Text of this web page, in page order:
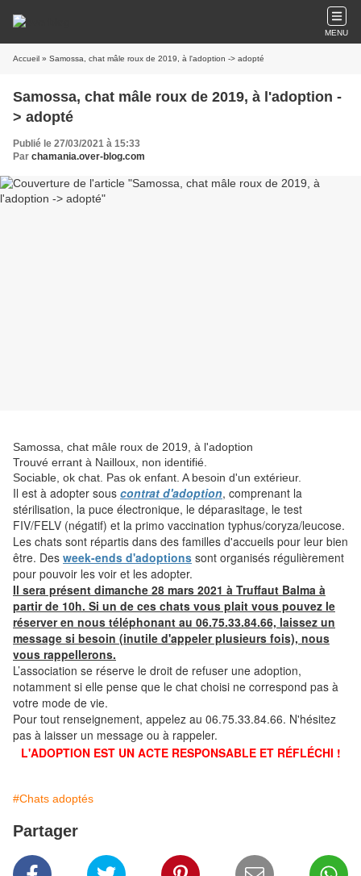
MENU
Accueil » Samossa, chat mâle roux de 2019, à l'adoption -> adopté
Samossa, chat mâle roux de 2019, à l'adoption -
> adopté
Publié le 27/03/2021 à 15:33
Par chamania.over-blog.com
Samossa, chat mâle roux de 2019, à l'adoption
Trouvé errant à Nailloux, non identifié.
Sociable, ok chat. Pas ok enfant. A besoin d'un extérieur.
Il est à adopter sous contrat d'adoption, comprenant la
stérilisation, la puce électronique, le déparasitage, le test
FIV/FELV (négatif) et la primo vaccination typhus/coryza/leucose.
Les chats sont répartis dans des familles d'accueils pour leur bien
être. Des week-ends d'adoptions sont organisés régulièrement
pour pouvoir les voir et les adopter.
Il sera présent dimanche 28 mars 2021 à Truffaut Balma à
partir de 10h. Si un de ces chats vous plait vous pouvez le
réserver en nous téléphonant au 06.75.33.84.66, laissez un
message si besoin (inutile d'appeler plusieurs fois), nous
vous rappellerons.
L’association se réserve le droit de refuser une adoption,
notamment si elle pense que le chat choisi ne correspond pas à
votre mode de vie.
Pour tout renseignement, appelez au 06.75.33.84.66. N'hésitez
pas à laisser un message ou à rappeler.
L'ADOPTION EST UN ACTE RESPONSABLE ET RÉFLÉCHI !
#Chats adoptés
Partager